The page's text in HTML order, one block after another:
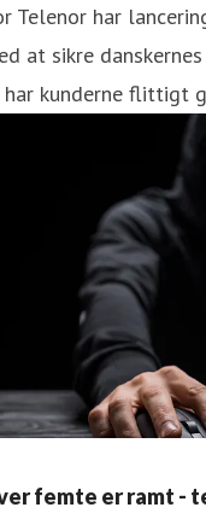
Telenor har
at sikre
har kunderne flittigt
femte er ramt -